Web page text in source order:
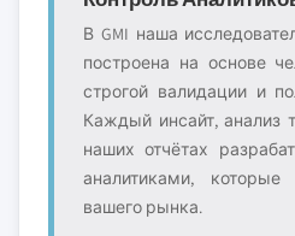
В GMI наша
построена на основе
строгой валидации и
Каждый инсайт, анализ
наших отчётах
аналитиками,
вашего рынка.